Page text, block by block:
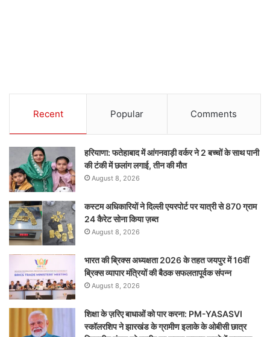
Recent Popular Comments
हरियाणा: फतेहाबाद में आंगनवाड़ी वर्कर ने 2 बच्चों के साथ पानी
की टंकी में छलांग लगाई, तीन की मौत
August 8, 2026
कस्टम अधिकारियों ने दिल्ली एयरपोर्ट पर यात्री से 870 ग्राम
24 कैरेट सोना किया ज़ब्त
August 8, 2026
भारत की ब्रिक्‍स अध्यक्षता 2026 के तहत जयपुर में 16वीं
ब्रिक्‍स व्यापार मंत्रियों की बैठक सफलतापूर्वक संपन्न
August 8, 2026
शिक्षा के ज़रिए बाधाओं को पार करना: PM-YASASVI
स्कॉलरशिप ने झारखंड के ग्रामीण इलाके के ओबीसी छात्र